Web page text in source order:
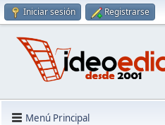
Iniciar sesión Registrarse
Menú Principal